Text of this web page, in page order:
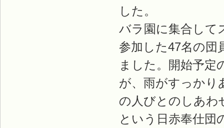
した。
バラ園に集合して
参加した47名の
ました。開始予定
が、雨がすっかり
の人びとのしあわ
という日赤奉仕団